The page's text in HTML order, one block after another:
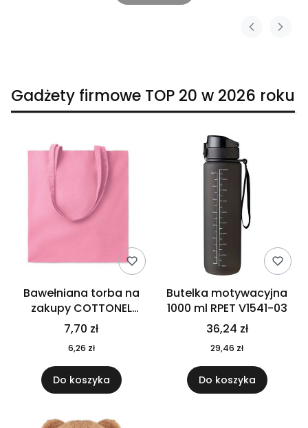
Gadżety firmowe TOP 20 w 2026 roku
Bawełniana torba na
zakupy COTTONEL
COLOUR++ MO9846-11
7,70 zł
6,26 zł
Do koszyka
Butelka motywacyjna
1000 ml RPET V1541-03
36,24 zł
29,46 zł
Do koszyka